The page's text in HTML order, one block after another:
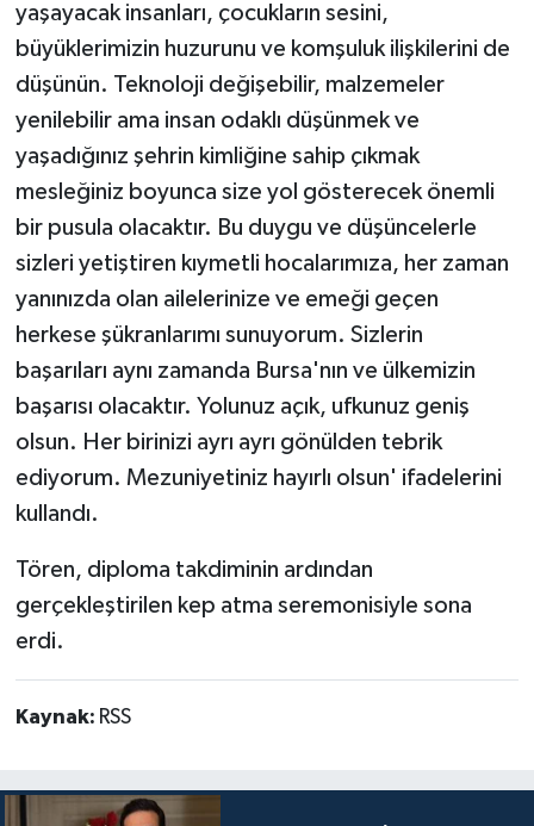
yaşayacak insanları, çocukların sesini,
büyüklerimizin huzurunu ve komşuluk ilişkilerini de
düşünün. Teknoloji değişebilir, malzemeler
yenilebilir ama insan odaklı düşünmek ve
yaşadığınız şehrin kimliğine sahip çıkmak
mesleğiniz boyunca size yol gösterecek önemli
bir pusula olacaktır. Bu duygu ve düşüncelerle
sizleri yetiştiren kıymetli hocalarımıza, her zaman
yanınızda olan ailelerinize ve emeği geçen
herkese şükranlarımı sunuyorum. Sizlerin
başarıları aynı zamanda Bursa'nın ve ülkemizin
başarısı olacaktır. Yolunuz açık, ufkunuz geniş
olsun. Her birinizi ayrı ayrı gönülden tebrik
ediyorum. Mezuniyetiniz hayırlı olsun' ifadelerini
kullandı.
Tören, diploma takdiminin ardından
gerçekleştirilen kep atma seremonisiyle sona
erdi.
Kaynak: RSS